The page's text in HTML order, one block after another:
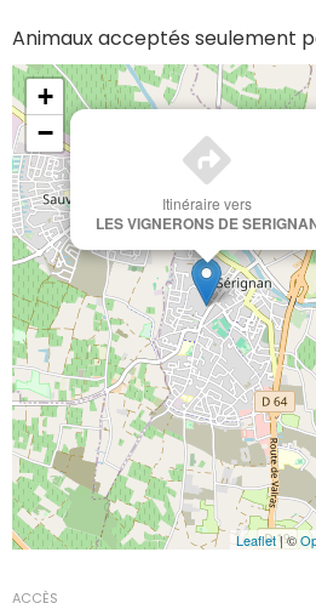
Animaux acceptés seulement
Itinéraire vers
LES VIGNERONS DE
+
−
Leaflet| ©
ACCÈS